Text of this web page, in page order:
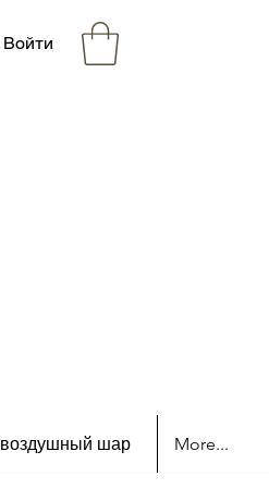
Войти
воздушный шар More...